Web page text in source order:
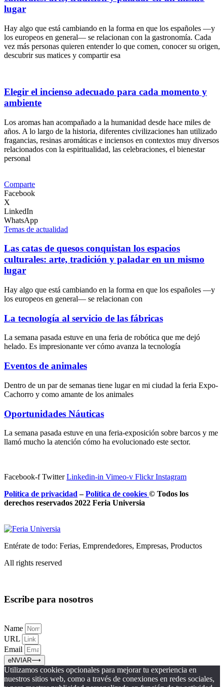
lugar
Hay algo que está cambiando en la forma en que los españoles —y
los europeos en general— se relacionan con la gastronomía. Cada
vez más personas quieren entender lo que comen, conocer su origen,
descubrir sus matices y compartir esa
Elegir el incienso adecuado para cada momento y
ambiente
Los aromas han acompañado a la humanidad desde hace miles de
años. A lo largo de la historia, diferentes civilizaciones han utilizado
fragancias, resinas aromáticas e inciensos en contextos muy diversos
relacionados con la espiritualidad, las celebraciones, el bienestar
personal
Comparte
Facebook
X
LinkedIn
WhatsApp
Temas de actualidad
Las catas de quesos conquistan los espacios
culturales: arte, tradición y paladar en un mismo
lugar
Hay algo que está cambiando en la forma en que los españoles —y
los europeos en general— se relacionan con
La tecnología al servicio de las fábricas
La semana pasada estuve en una feria de robótica que me dejó
helado. Es impresionante ver cómo avanza la tecnología
Eventos de animales
Dentro de un par de semanas tiene lugar en mi ciudad la feria Expo-
Cachorro y como amante de los animales
Oportunidades Náuticas
La semana pasada estuve en una feria-exposición sobre barcos y me
llamó mucho la atención cómo ha evolucionado este sector.
Facebook-f Twitter Linkedin-in Vimeo-v Flickr Instagram
Política de privacidad –Política de cookies © Todos los
derechos reservados 2022 Feria Universia
Entérate de todo: Ferias, Emprendedores, Empresas, Productos
All rights reserved
Escribe para nosotros
Name
URL
Email
eNVIAR⟶
Utilizamos cookies opcionales para mejorar tu experiencia en
nuestros sitios web, como a través de conexiones en redes sociales,